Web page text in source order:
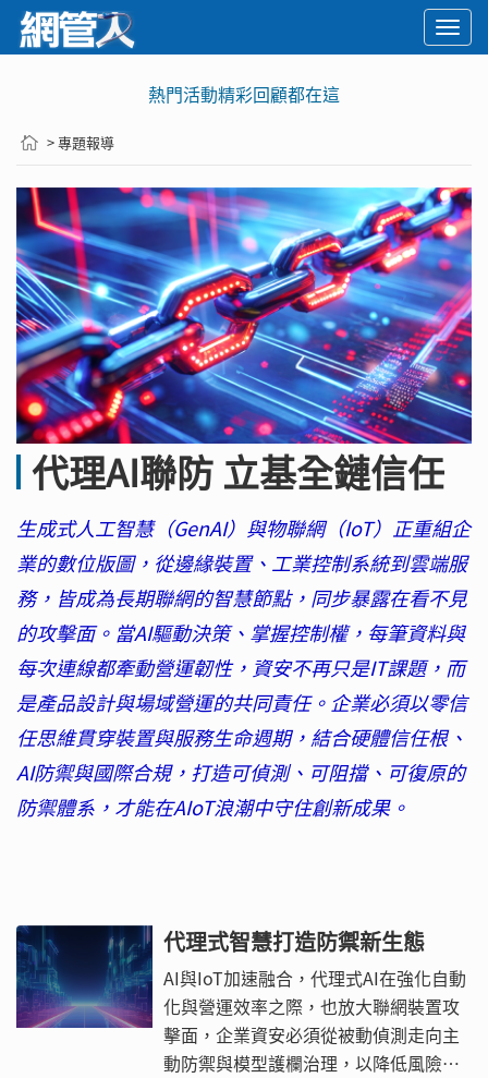
熱門活動精彩回顧都在這
> 專題報導
代理AI聯防 立基全鏈信任
生成式人工智慧（GenAI）與物聯網（IoT）正重組企
業的數位版圖，從邊緣裝置、工業控制系統到雲端服
務，皆成為長期聯網的智慧節點，同步暴露在看不見
的攻擊面。當AI驅動決策、掌握控制權，每筆資料與
每次連線都牽動營運韌性，資安不再只是IT課題，而
是產品設計與場域營運的共同責任。企業必須以零信
任思維貫穿裝置與服務生命週期，結合硬體信任根、
AI防禦與國際合規，打造可偵測、可阻擋、可復原的
防禦體系，才能在AIoT浪潮中守住創新成果。
代理式智慧打造防禦新生態
AI與IoT加速融合，代理式AI在強化自動
化與營運效率之際，也放大聯網裝置攻
擊面，企業資安必須從被動偵測走向主
動防禦與模型護欄治理，以降低風險與